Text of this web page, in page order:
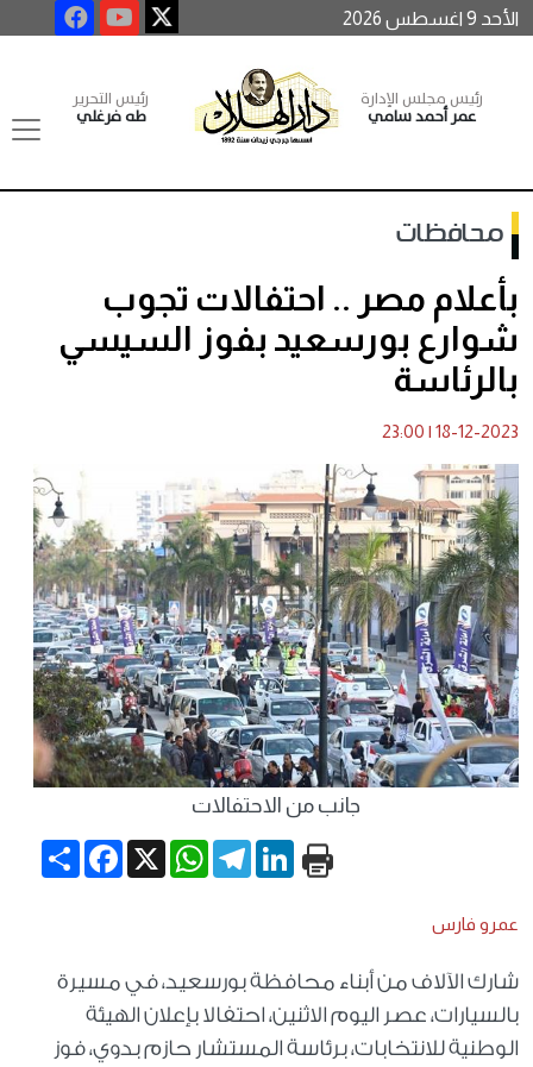
الأحد 9 اغسطس 2026
رئيس مجلس الإدارة
عمر أحمد سامي
رئيس التحرير
طه فرغلي
محافظات
بأعلام مصر .. احتفالات تجوب
شوارع بورسعيد بفوز السيسي
بالرئاسة
18-12-2023
|
23:00
جانب من الاحتفالات
Share
Facebook X
WhatsApp
TelegramLinkedIn
عمرو فارس
شارك الآلاف من أبناء محافظة بورسعيد، في مسيرة
بالسيارات، عصر اليوم الاثنين، احتفالا بإعلان الهيئة
الوطنية للانتخابات، برئاسة المستشار حازم بدوي، فوز